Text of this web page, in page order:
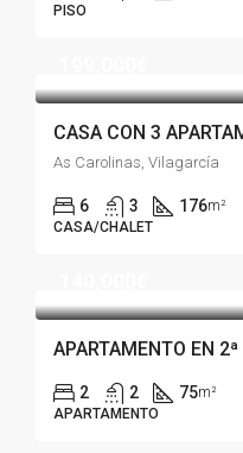
PISO
As Carolinas, Vilagarcía
6 3 176m²
CASA/CHALET
2 2 75m²
APARTAMENTO